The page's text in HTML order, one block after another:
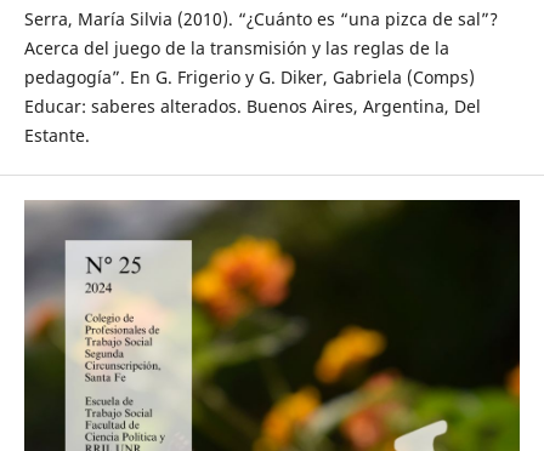
Serra, María Silvia (2010). “¿Cuánto es “una pizca de sal”?
Acerca del juego de la transmisión y las reglas de la
pedagogía”. En G. Frigerio y G. Diker, Gabriela (Comps)
Educar: saberes alterados. Buenos Aires, Argentina, Del
Estante.